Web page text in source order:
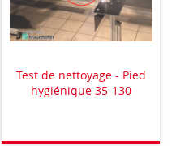
Test de nettoyage - Pied
hygiénique 35-130